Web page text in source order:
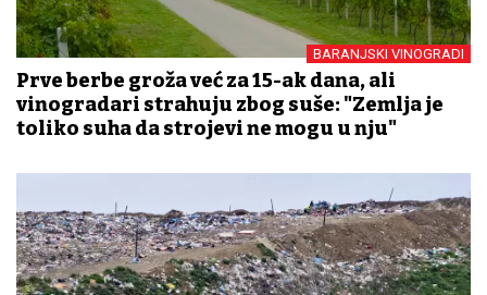
BARANJSKI VINOGRADI
Prve berbe grožđa već za 15-ak dana, ali
vinogradari strahuju zbog suše: "Zemlja je
toliko suha da strojevi ne mogu u nju"